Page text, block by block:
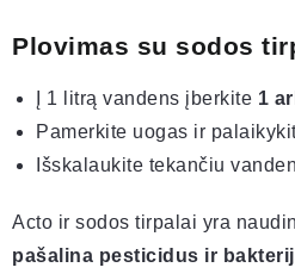
Plovimas su sodos
Į 1 litrą vandens įberkite 1
Pamerkite uogas ir
Išskalaukite tekančiu
Acto ir sodos tirpalai yra
pašalina pesticidus ir